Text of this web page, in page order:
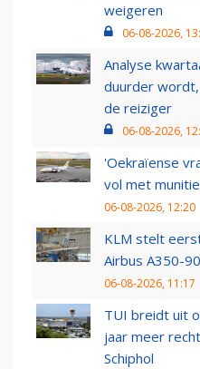
weigeren
06-08-2026,
Analyse
duurder
de reiziger
06-08-2026,
'Oekraïense
vol met
06-08-2026, 12:20
KLM stelt
Airbus A350-
06-08-2026, 11:17
TUI breidt uit
jaar meer
Schiphol